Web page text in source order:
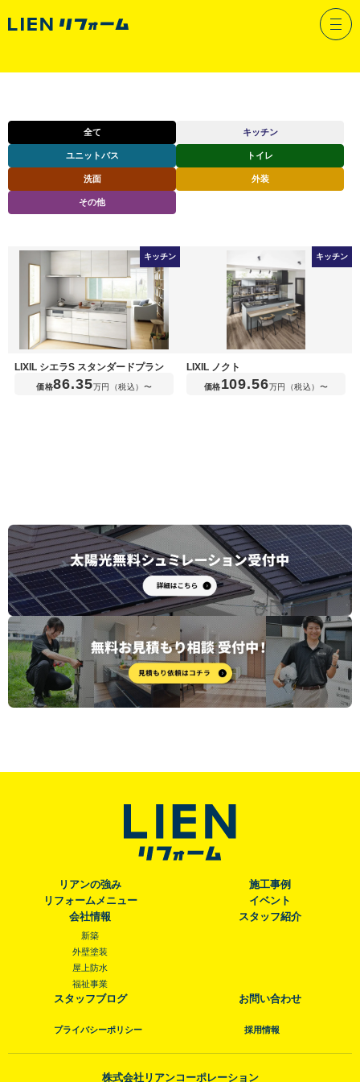
全て キッチン
ユニットバス トイレ
洗面 外装
その他
キッチン
LIXIL シエラS スタンダードプラン
価格86.35万円（税込）〜
キッチン
LIXIL ノクト
価格109.56万円（税込）〜
株式会社リアンコーポレーション
リアンの強み
施工事例
リフォームメニュー
イベント
会社情報
新築
外壁塗装
屋上防水
福祉事業
スタッフ紹介
スタッフブログ お問い合わせ
プライバシーポリシー 採用情報